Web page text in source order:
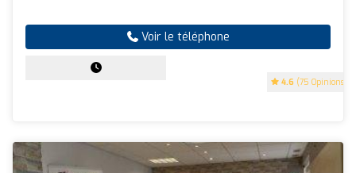
4.6 (75 Opinions)
Voir le téléphone